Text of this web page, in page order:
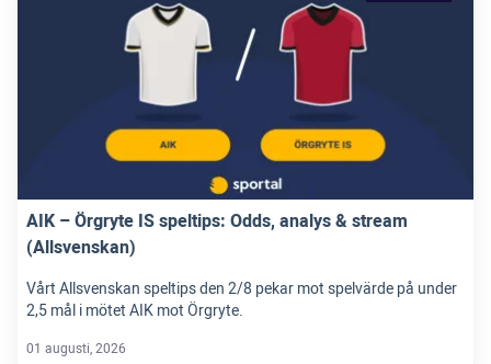
AIK – Örgryte IS speltips: Odds, analys & stream
(Allsvenskan)
Vårt Allsvenskan speltips den 2/8 pekar mot spelvärde på under
2,5 mål i mötet AIK mot Örgryte.
01 augusti, 2026